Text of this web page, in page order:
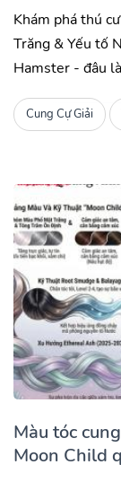
Khám phá thú
Trăng & Yếu tố
Hamster - đâu
Cung Cự Giải
Màu tóc
Moon Child